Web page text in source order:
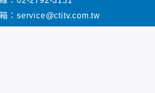
： service@ctitv.com.tw